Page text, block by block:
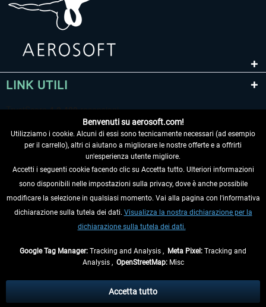
LINK UTILI
RECEDERE DAL CONTRATTO
INFORMAZIONI
eventualmente le spese di spedizione, se non diversamente descritto.
** Riguarda le spedizioni al di fuori della Germania, i tempi di consegna per le
Benvenuti su aerosoft.com!
Utilizziamo i cookie. Alcuni di essi sono tecnicamente necessari (ad esempio
per il carrello), altri ci aiutano a migliorare le nostre offerte e a offrirti
un'esperienza utente migliore.
Accetti i seguenti cookie facendo clic su Accetta tutto. Ulteriori informazioni
sono disponibili nelle impostazioni sulla privacy, dove è anche possibile
modificare la selezione in qualsiasi momento. Vai alla pagina con l'informativa
dichiarazione sulla tutela dei dati. Visualizza la nostra dichiarazione per la
dichiarazione sulla tutela dei dati.
Google Tag Manager: Tracking and Analysis , Meta Pixel: Tracking and
Analysis , OpenStreetMap:Misc
Accetta tutto